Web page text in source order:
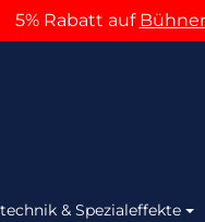
5% Rabatt auf
& Spezialeffekte